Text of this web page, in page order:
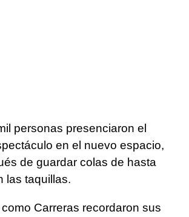
personas presenciaron el
en el nuevo espacio,
de guardar colas de hasta
las taquillas.
Carreras recordaron sus